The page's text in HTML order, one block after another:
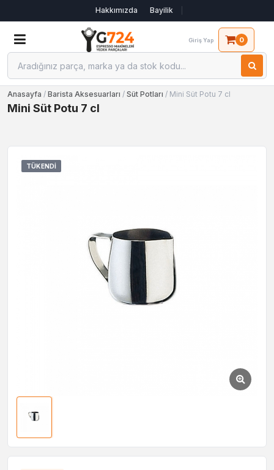
Hakkımızda Bayilik
Giriş Yap 0
Anasayfa / Barista Aksesuarları / Süt Potları / Mini Süt Potu 7 cl
Mini Süt Potu 7 cl
TÜKENDI